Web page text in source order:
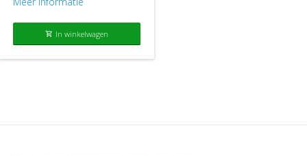
shopping_cart In winkelwagen